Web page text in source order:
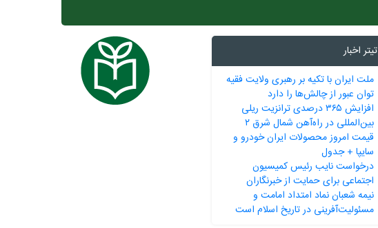
تیتر اخبار
ملت ایران با تکیه بر رهبری ولایت فقیه
توان عبور از چالش‌ها را دارد
افزایش ۳۶۵ درصدی ترانزیت ریلی
بین‌المللی در راه‌آهن شمال شرق ۲
قیمت امروز محصولات ایران خودرو و
سایپا + جدول
درخواست نایب رئیس کمیسیون
اجتماعی برای حمایت از خبرنگاران
نیمه شعبان نماد امتداد امامت و
مسئولیت‌آفرینی در تاریخ اسلام است